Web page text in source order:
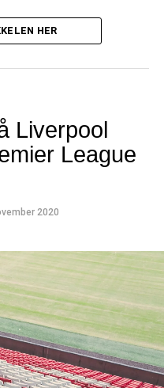
HER
Liverpool
League
2020